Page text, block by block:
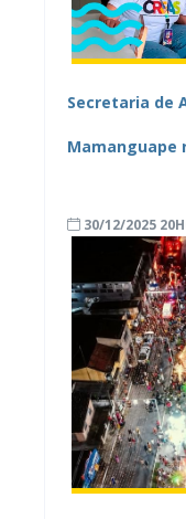
Secretaria de
Mamanguape
30/12/2025